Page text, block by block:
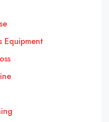
Equipment